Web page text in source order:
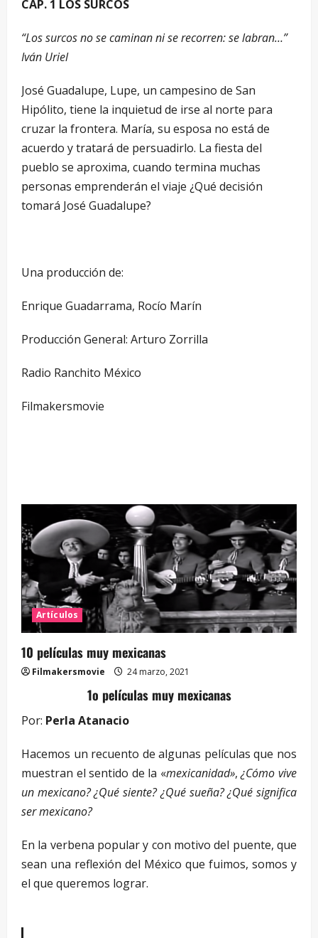
CAP. 1 LOS SURCOS
“Los surcos no se caminan ni se recorren: se labran…”
Iván Uriel
José Guadalupe, Lupe, un campesino de San
Hipólito, tiene la inquietud de irse al norte para
cruzar la frontera. María, su esposa no está de
acuerdo y tratará de persuadirlo. La fiesta del
pueblo se aproxima, cuando termina muchas
personas emprenderán el viaje ¿Qué decisión
tomará José Guadalupe?
Una producción de:
Enrique Guadarrama, Rocío Marín
Producción General: Arturo Zorrilla
Radio Ranchito México
Filmakersmovie
Artículos
10 películas muy mexicanas
Filmakersmovie 24 marzo, 2021
1o películas muy mexicanas
Por: Perla Atanacio
Hacemos un recuento de algunas películas que nos
muestran el sentido de la «mexicanidad»,¿Cómo vive
un mexicano? ¿Qué siente? ¿Qué sueña? ¿Qué significa
ser mexicano?
En la verbena popular y con motivo del puente, que
sean una reflexión del México que fuimos, somos y
el que queremos lograr.